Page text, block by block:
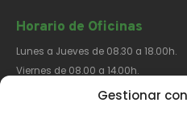
Gestionar
Horario de Oficinas
Lunes a Jueves de 08.30 a 18.00h.
Viernes de 08.00 a 14.00h.